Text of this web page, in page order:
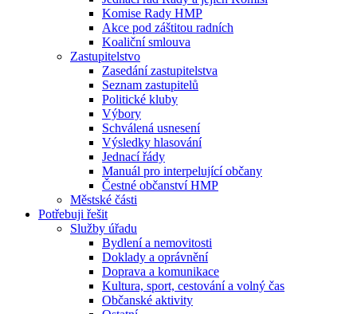
Komise Rady HMP
Akce pod záštitou radních
Koaliční smlouva
Zastupitelstvo
Zasedání zastupitelstva
Seznam zastupitelů
Politické kluby
Výbory
Schválená usnesení
Výsledky hlasování
Jednací řády
Manuál pro interpelující občany
Čestné občanství HMP
Městské části
Potřebuji řešit
Služby úřadu
Bydlení a nemovitosti
Doklady a oprávnění
Doprava a komunikace
Kultura, sport, cestování a volný čas
Občanské aktivity